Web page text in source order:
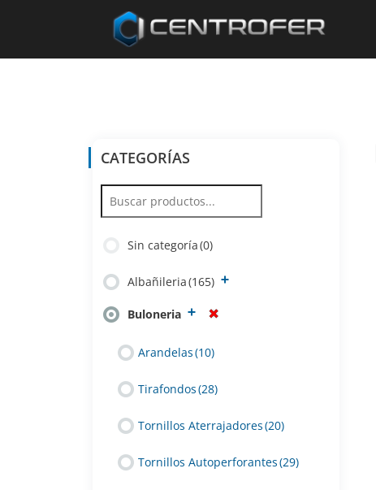
CATEGORÍAS
Sin categoría(0)
Albañileria(165)
Buloneria
Arandelas(10)
Tirafondos(28)
Tornillos Aterrajadores(20)
Tornillos Autoperforantes(29)